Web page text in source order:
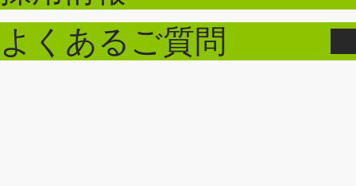
よくあるご質問